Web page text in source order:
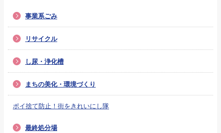
事業系ごみ
リサイクル
し尿・浄化槽
まちの美化・環境づくり
ポイ捨て防止！街をきれいにし隊
最終処分場